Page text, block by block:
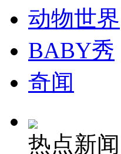
走！跟着总书记去植树
动物世界
BABY秀
奇闻
热点新闻